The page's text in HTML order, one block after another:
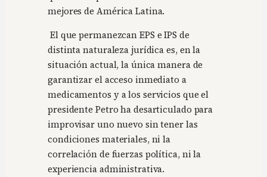
mejores de América Latina.
El que permanezcan EPS e IPS de
distinta naturaleza jurídica es, en la
situación actual, la única manera de
garantizar el acceso inmediato a
medicamentos y a los servicios que el
presidente Petro ha desarticulado para
improvisar uno nuevo sin tener las
condiciones materiales, ni la
correlación de fuerzas política, ni la
experiencia administrativa.